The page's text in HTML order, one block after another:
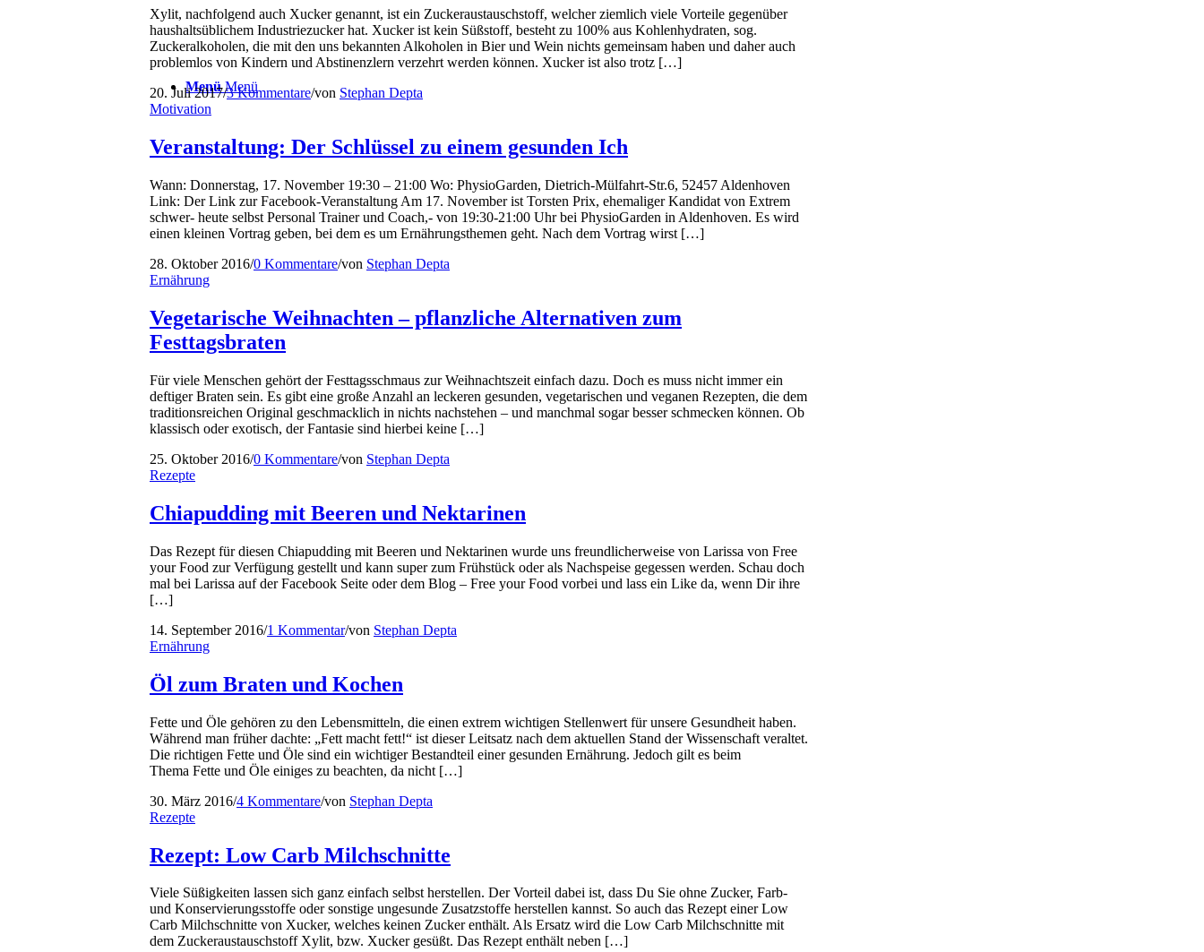
Menü Menü
Xylit, nachfolgend auch Xucker genannt, ist ein Zuckeraustauschstoff, welcher ziemlich viele Vorteile gegenüber
haushaltsüblichem Industriezucker hat. Xucker ist kein Süßstoff, besteht zu 100% aus Kohlenhydraten, sog.
Zuckeralkoholen, die mit den uns bekannten Alkoholen in Bier und Wein nichts gemeinsam haben und daher auch
problemlos von Kindern und Abstinenzlern verzehrt werden können. Xucker ist also trotz […]
20. Juli 2017/3 Kommentare/von Stephan Depta
Motivation
Veranstaltung: Der Schlüssel zu einem gesunden Ich
Wann: Donnerstag, 17. November 19:30 – 21:00 Wo: PhysioGarden, Dietrich-Mülfahrt-Str.6, 52457 Aldenhoven
Link: Der Link zur Facebook-Veranstaltung Am 17. November ist Torsten Prix, ehemaliger Kandidat von Extrem
schwer- heute selbst Personal Trainer und Coach,- von 19:30-21:00 Uhr bei PhysioGarden in Aldenhoven. Es wird
einen kleinen Vortrag geben, bei dem es um Ernährungsthemen geht. Nach dem Vortrag wirst […]
28. Oktober 2016/0 Kommentare/von Stephan Depta
Ernährung
Vegetarische Weihnachten – pflanzliche Alternativen zum
Festtagsbraten
Für viele Menschen gehört der Festtagsschmaus zur Weihnachtszeit einfach dazu. Doch es muss nicht immer ein
deftiger Braten sein. Es gibt eine große Anzahl an leckeren gesunden, vegetarischen und veganen Rezepten, die dem
traditionsreichen Original geschmacklich in nichts nachstehen – und manchmal sogar besser schmecken können. Ob
klassisch oder exotisch, der Fantasie sind hierbei keine […]
25. Oktober 2016/0 Kommentare/von Stephan Depta
Rezepte
Chiapudding mit Beeren und Nektarinen
Das Rezept für diesen Chiapudding mit Beeren und Nektarinen wurde uns freundlicherweise von Larissa von Free
your Food zur Verfügung gestellt und kann super zum Frühstück oder als Nachspeise gegessen werden. Schau doch
mal bei Larissa auf der Facebook Seite oder dem Blog – Free your Food vorbei und lass ein Like da, wenn Dir ihre
[…]
14. September 2016/1 Kommentar/von Stephan Depta
Ernährung
Öl zum Braten und Kochen
Fette und Öle gehören zu den Lebensmitteln, die einen extrem wichtigen Stellenwert für unsere Gesundheit haben.
Während man früher dachte: „Fett macht fett!“ ist dieser Leitsatz nach dem aktuellen Stand der Wissenschaft veraltet.
Die richtigen Fette und Öle sind ein wichtiger Bestandteil einer gesunden Ernährung. Jedoch gilt es beim
Thema Fette und Öle einiges zu beachten, da nicht […]
30. März 2016/4 Kommentare/von Stephan Depta
Rezepte
Rezept: Low Carb Milchschnitte
Viele Süßigkeiten lassen sich ganz einfach selbst herstellen. Der Vorteil dabei ist, dass Du Sie ohne Zucker, Farb-
und Konservierungsstoffe oder sonstige ungesunde Zusatzstoffe herstellen kannst. So auch das Rezept einer Low
Carb Milchschnitte von Xucker, welches keinen Zucker enthält. Als Ersatz wird die Low Carb Milchschnitte mit
dem Zuckeraustauschstoff Xylit, bzw. Xucker gesüßt. Das Rezept enthält neben […]